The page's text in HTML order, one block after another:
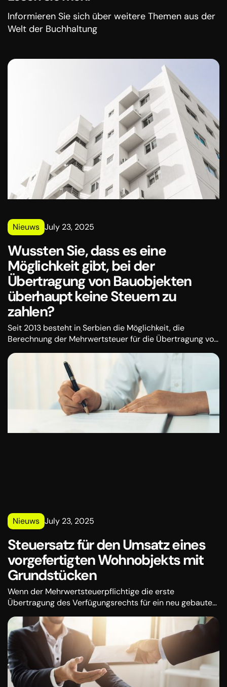
Informieren Sie sich über weitere Themen aus der
Welt der Buchhaltung
Nieuws July 23, 2025
Wussten Sie, dass es eine
Möglichkeit gibt, bei der
Übertragung von Bauobjekten
überhaupt keine Steuern zu
zahlen?
Seit 2013 besteht in Serbien die Möglichkeit, die
Berechnung der Mehrwertsteuer für die Übertragung von
Gesetz nicht geändert hat, deuten zahlreiche
Stellungnahmen des Finanzministeriums immer noch auf
Dilemmata in der Praxis hin.
Nieuws July 23, 2025
Steuersatz für den Umsatz eines
vorgefertigten Wohnobjekts mit
Grundstücken
Wenn der Mehrwertsteuerpflichtige die erste
Übertragung des Verfügungsrechts für ein neu gebautes
Grundstück (unter dem Gebäude und für die
regelmäßige Nutzung dieses Objekts), wird ein
besonderer Mehrwertsteuersatz von 10% angewendet.